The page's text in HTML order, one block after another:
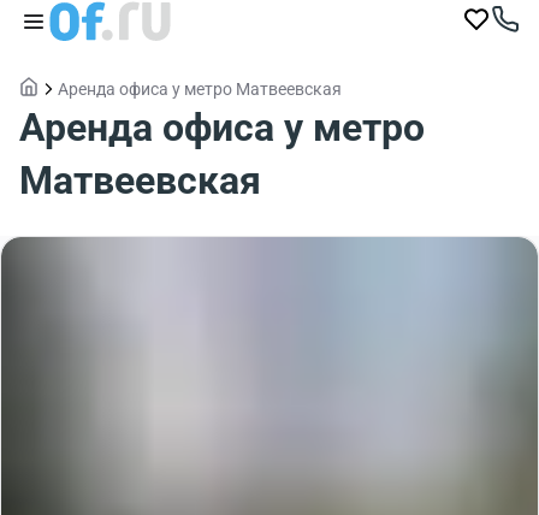
Аренда офиса у метро Матвеевская
Аренда офиса у метро
Матвеевская